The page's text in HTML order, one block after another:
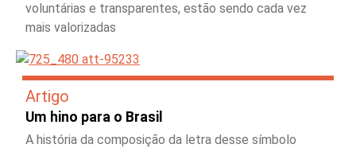
voluntárias e transparentes, estão sendo cada vez
mais valorizadas
Artigo
Um hino para o Brasil
A história da composição da letra desse símbolo